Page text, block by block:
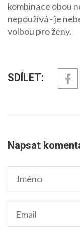
kombinace obou
nepoužívá - je
volbou pro ženy.
SDÍLET:
Napsat